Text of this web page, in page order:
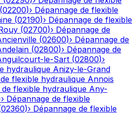
(02200)› Dépannage de flexible
(02190)› Dépannage de flexible
(02700)› Dépannage de
(02600)› Dépannage de
(02800)› Dépannage de
le-Sart (02800)›
hydraulique Anizy-le-Grand
flexible hydraulique Annois
de flexible hydraulique Any-
› Dépannage de flexible
02360)› Dépannage de flexible